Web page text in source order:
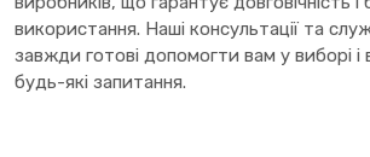
використання. Наші консультації та
завжди готові допомогти вам у виборі і
будь-які запитання.